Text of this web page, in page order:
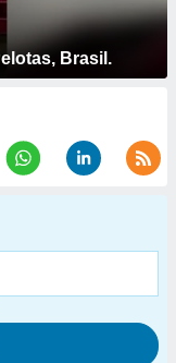
Brasil.